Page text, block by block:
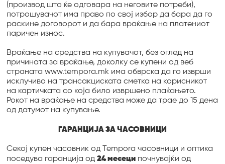
(производ што ќе одговара на неговите потреби),
потрошувачот има право по свој избор да бара да го
раскине договорот и да бара враќање на платениот
паричен износ.
Враќање на средства на купувачот, без оглед на
причината за враќање, доколку се купени од веб
страната www.tempora.mk има обврска да го изврши
исклучиво на трансакциската сметка на корисникот
на картичката со која било извршено плаќањето.
Рокот на враќање на средства може да трае до 15 дена
од датумот на купување.
ГАРАНЦИЈА ЗА ЧАСОВНИЦИ
Секој купен часовник од Tempora часовници и оптика
поседува гаранција од24 месеци почнувајќи од